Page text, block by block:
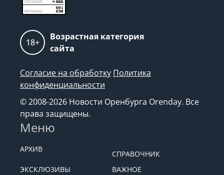
18+
Возрастная категория
сайта
Согласие на обработку Политика
конфиденциальности
© 2008-2026 Новости Оренбурга Orenday. Все
права защищены.
Меню
АРХИВ
СПРАВОЧНИК
ЭКСКЛЮЗИВЫ
ВАЖНОЕ